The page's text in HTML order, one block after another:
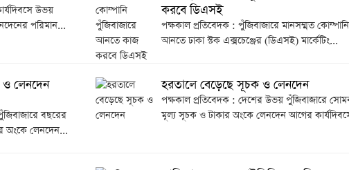
উভয়
পরিমান...
করবে ডিএসই
পক্ষকাল প্রতিবেদক : পুঁজিবাজারে মানসম্মত কোম্পানি
আনতে ঢাকা স্টক এক্সচেঞ্জের (ডিএসই) মার্কেটিং...
ও লেনদেন
বছরের
অংকে লেনদেন...
হরতালে বেড়েছে সূচক ও লেনদেন
পক্ষকাল প্রতিবেদক : দেশের উভয় পুঁজিবাজারে
মূল্য সূচক ও টাকার অংকে লেনদেন আগের